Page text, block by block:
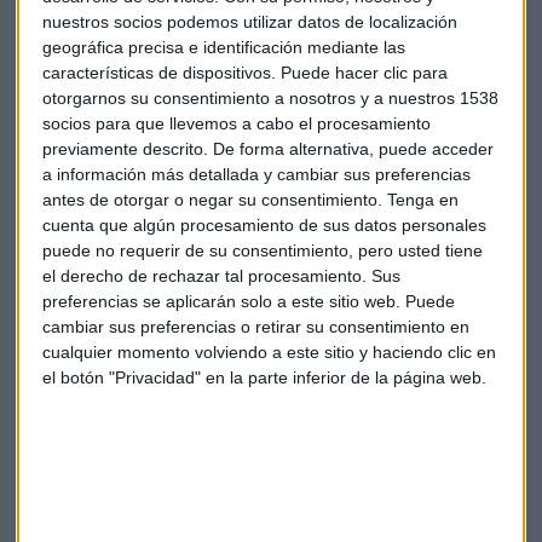
nuestros socios podemos utilizar datos de localización
geográfica precisa e identificación mediante las
características de dispositivos. Puede hacer clic para
otorgarnos su consentimiento a nosotros y a nuestros 1538
socios para que llevemos a cabo el procesamiento
previamente descrito. De forma alternativa, puede acceder
a información más detallada y cambiar sus preferencias
antes de otorgar o negar su consentimiento. Tenga en
cuenta que algún procesamiento de sus datos personales
puede no requerir de su consentimiento, pero usted tiene
el derecho de rechazar tal procesamiento. Sus
preferencias se aplicarán solo a este sitio web. Puede
cambiar sus preferencias o retirar su consentimiento en
cualquier momento volviendo a este sitio y haciendo clic en
el botón "Privacidad" en la parte inferior de la página web.
esquivado el miedo por los malos datos de China: Francfort
ha cedido un 0,04%, París ha subido un 0,02% y Londres un
0,46%.
Economía Inditex Ibex35 IAG Finanzas
Reyes magos Carbón Arcerlormittal